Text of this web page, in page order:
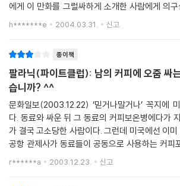
마침내 세상에 대적하기 위해 작전을 세운다. 일명‘
에 가깝다. 쇼핑센터에서 열리는 패션쇼에 젤라틴
히 시각적으로는 확인할 수 없는 시간 동안 페니스
은 점차 규모를 갖추고서 세상에 선전 포고를 한다.
징하는 세상에서 가장 높은 파커 모리스 빌딩 폭
4. 난 세상의 쓰레기야! 난 세상의 쓰레기고 비열
팔라닉이 그려내고 있는 군상들은 세상의 패배자
에게 이 만화를 그럴싸하게 소개한 사람에게 의
런데 스토리가 진행되면서 이야기는 점점 위험하게 흘러간
h*******e 2004.03.31. 신고
종이책
팔라닉(파이트클럽): 남의 커피에 오줌 싸
습니까? ^^
문화일보(2003.12.22) ‘믿거나말거나’ 꼭지에
다. 동료와 싸운 뒤 그 동료의 커피보온병에다가
가 결국 고소당한 사람이다. 그런데 미국에선 이
공항 관제사가 동료들이 공동으로 사용하는 커피
서 감방에 다녀왔다고 한다. 쯧쯧. 도대체 왜들 그
r******a 2003.12.23. 신고